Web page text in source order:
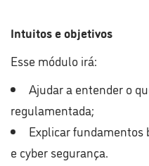
Intuitos e objetivos
Esse módulo irá:
Ajudar a entender o
regulamentada;
Explicar fundamentos
e cyber segurança.